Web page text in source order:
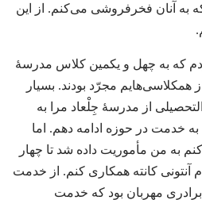
به آنان فخرفروشی می‌کنم.‏ از این
مجرّد بودم که به چهل و یکمین کلاس مدرسهٔ
مجرّد بودند.‏ بسیار
از مدرسهٔ جِلْعاد مرا به
به خدمت در حوزه ادامه دهم.‏ اما
به من مأموریت داده شد تا چهار
آنتونی کانته همکاری کنم.‏ از خدمت
برادری مهربان بود که خدمت